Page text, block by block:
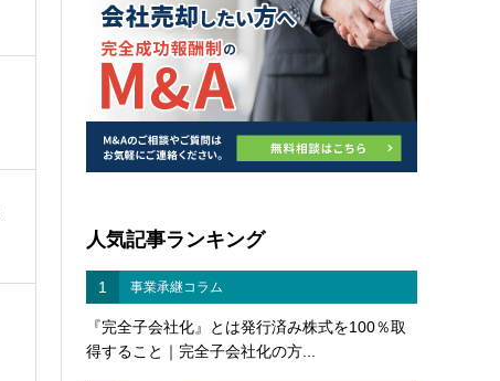
人気記事ランキング
1 事業承継コラム
『完全子会社化』とは発行済み株式を100％取
得すること｜完全子会社化の方...